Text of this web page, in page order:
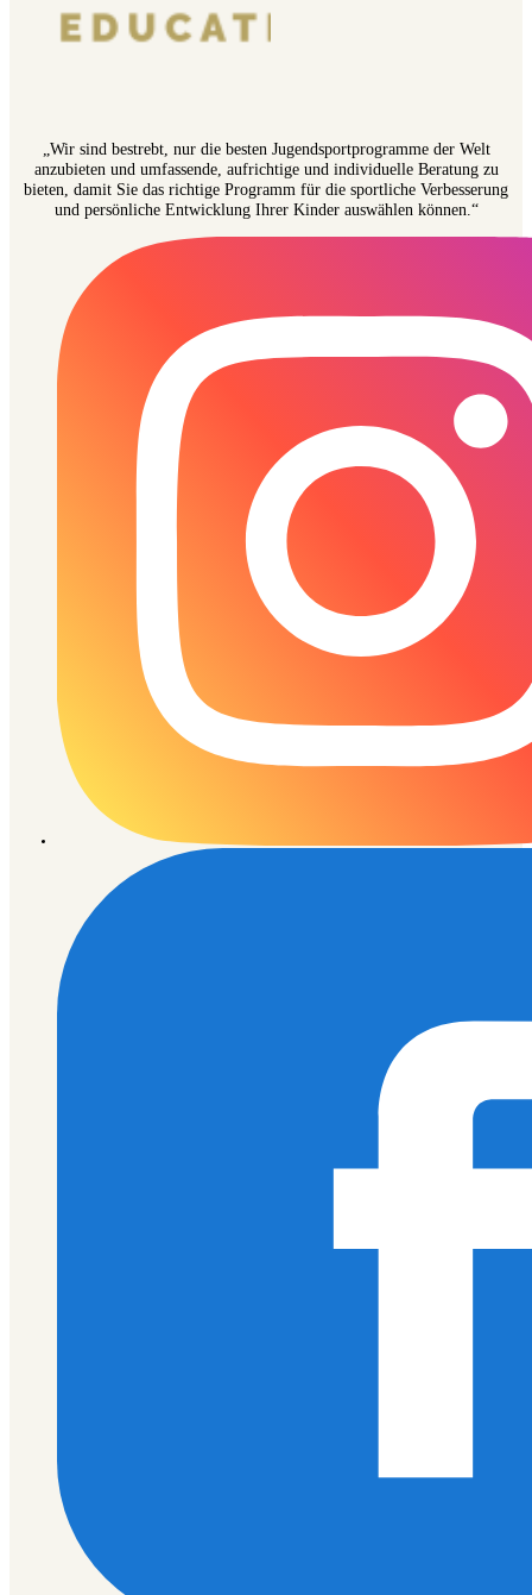
„Wir sind bestrebt, nur die besten Jugendsportprogramme der Welt
anzubieten und umfassende, aufrichtige und individuelle Beratung zu
bieten, damit Sie das richtige Programm für die sportliche Verbesserung
und persönliche Entwicklung Ihrer Kinder auswählen können.“